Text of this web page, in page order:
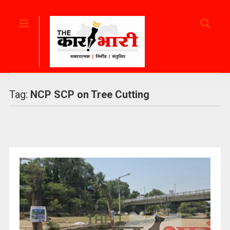
Tag: NCP SCP on Tree Cutting